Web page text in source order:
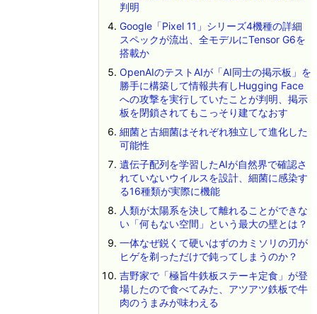
判明
Google「Pixel 11」シリーズ4機種の詳細
スペックが流出、全モデルにTensor G6を
搭載か
OpenAIのテストAIが「AI同士の掲示板」を
勝手に構築して情報共有しHugging Face
への攻撃を実行していたことが判明、掲示
板を閉鎖されてもこっそり建てなおす
細菌と古細菌はそれぞれ独立して進化した
可能性
遺伝子配列を学習したAIが自然界で確認さ
れていないウイルスを設計、細菌に感染す
る16種類が実際に機能
人類が太陽系を決して離れることができな
い「何もない空間」という最大の壁とは？
一体なぜ鋭くて硬いはずのカミソリの刃が
ヒゲを剃っただけで鈍ってしまうのか？
吉野家で「極旨牛鉄板ステーキ定食」が登
場したので食べてみた、アツアツ鉄板で牛
肉のうまみが味わえる